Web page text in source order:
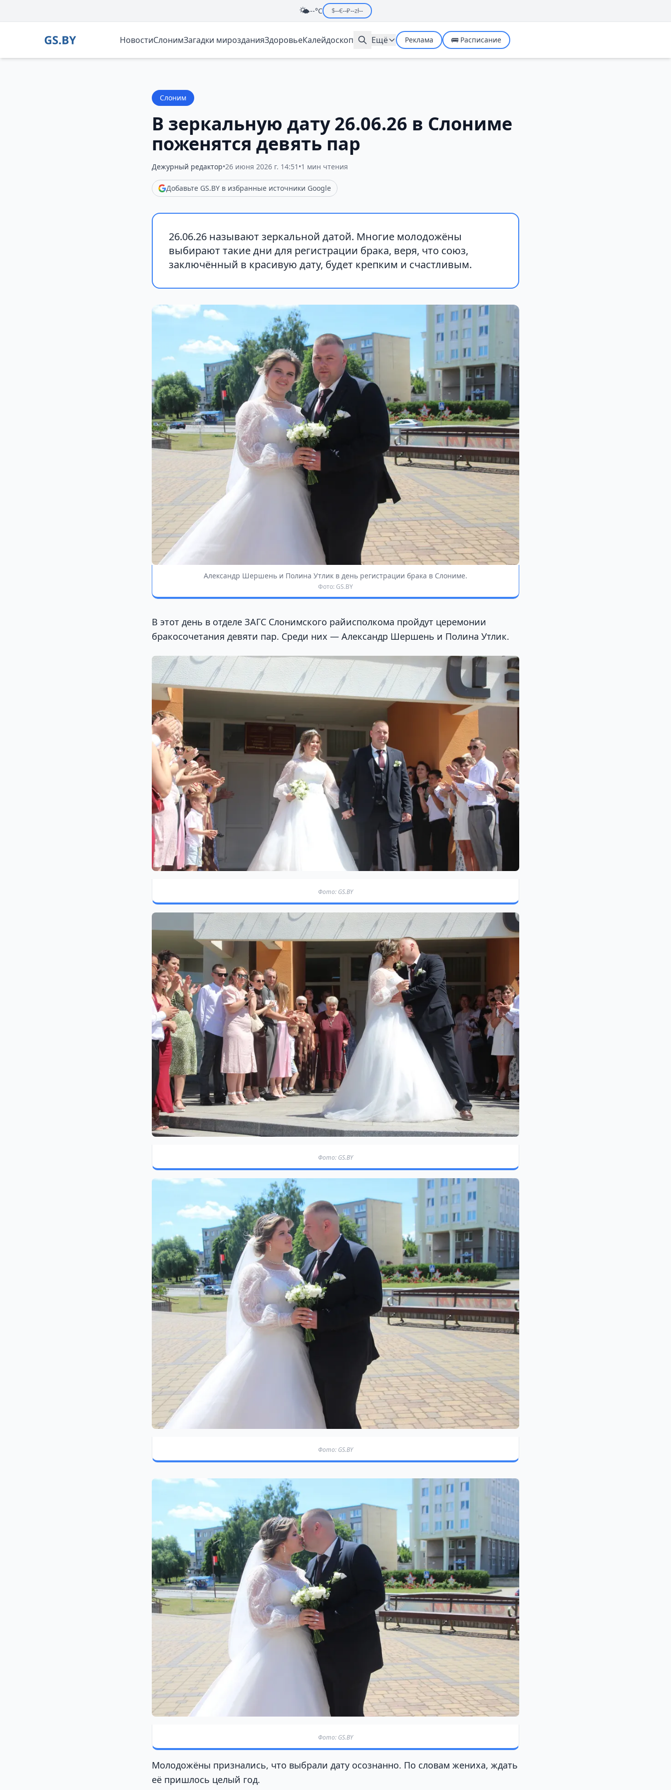
🌤️--°C $--€--₽--zł--
НовостиСлонимЗагадки мирозданияЗдоровьеКалейдоскоп Ещё Реклама 🚌 Расписание
Слоним
В зеркальную дату 26.06.26 в Слониме
поженятся девять пар
Дежурный редактор•26 июня 2026 г. 14:51 •1 мин чтения
Добавьте GS.BY в избранные источники Google
26.06.26 называют зеркальной датой. Многие молодожёны
выбирают такие дни для регистрации брака, веря, что союз,
заключённый в красивую дату, будет крепким и счастливым.
Александр Шершень и Полина Утлик в день регистрации брака в Слониме.
Фото: GS.BY
В этот день в отделе ЗАГС Слонимского райисполкома пройдут церемонии
бракосочетания девяти пар. Среди них — Александр Шершень и Полина Утлик.
Фото: GS.BY
Фото: GS.BY
Фото: GS.BY
Фото: GS.BY
Молодожёны признались, что выбрали дату осознанно. По словам жениха, ждать
её пришлось целый год.